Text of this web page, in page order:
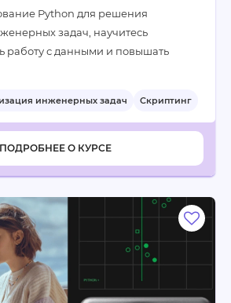
Python для решения
задач, научитесь
работу с данными и повышать
инженерных задач
Скриптинг
ПОДРОБНЕЕ О КУРСЕ